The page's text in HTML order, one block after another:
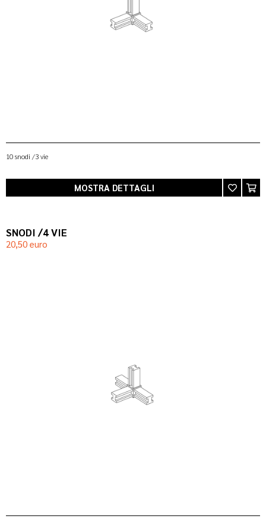
10 snodi /3 vie
MOSTRA DETTAGLI
SNODI /4 VIE
20,50 euro